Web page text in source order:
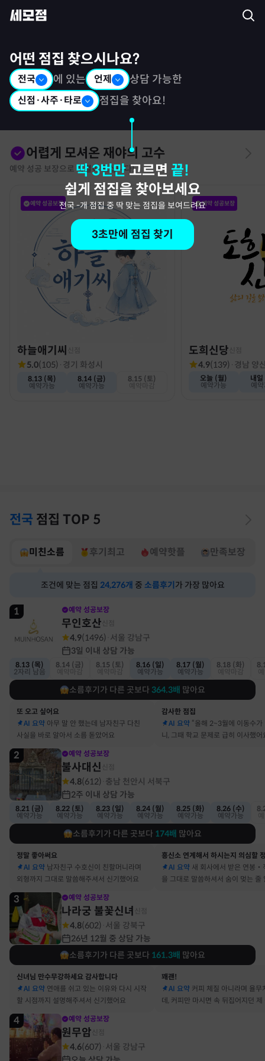
어떤 점집 찾으시나요?
전국 에 있는 언제 상담 가능한
신점·사주·타로 점집을 찾아요!
딱 3번만 고르면 끝!
쉽게 점집을 찾아보세요
전국-개 점집 중 딱 맞는 점집을 보여드려요
3초만에 점집 찾기
어렵게 모셔온 재야의 고수
예약 성공 보장으로 특별히 모십니다!
예약 성공보장
하늘애기씨
5.0(105) · 경기 화성시
8.13 (목)
예약가능
8.14 (금)
예약가능
8.15 (토)
예약 성공보장
도희신당
4.9(139) · 경남 양
오늘 (월)
예약가능
내
예
전국 점집 TOP 5
미친소름 후기최고 예약핫플 만족보장
조건에 맞는 점집 24,276개 중 소름후기 가 가장 많아요
1 예약 성공보장
무인호산
4.9(1496) 서울 강남구
3일 이내 상담 가능
8.13 (목)
2자리 남음
8.14 (금)
8.15 (토)
8.16 (일)
예약가능
8.17 (월)
예약가능
8.18 (화)
소름후기가 다른 곳보다 364.3배 많아요
또 오고 싶어요
AI 요약 아무 말 안 했는데 남자친구 다친
사실을 바로 알아서 소름 돋았어요
감사한 점집
AI 요약 “올해 2~3월에 이동수가
니, 그때 학교 문제로 급히 이사했어
2 예약 성공보장
불사대신
4.8(612) 충남 천안시 서북구
2주 이내 상담 가능
8.21 (금)
예약가능
8.22 (토)
예약가능
8.23 (일)
예약가능
8.24 (월)
예약가능
8.25 (화)
예약가능
8.26 (수)
예약가능
소름후기가 다른 곳보다 174배 많아요
정말 좋아써요
AI 요약 남자친구 수호신이 친할머니라며
외형까지 그대로 말씀해주셔서 신기했어요
AI 요약 새 회사에서 받은 연봉‧
을 그대로 말씀하셔서 숨이 멎는 줄
3 예약 성공보장
나라궁 불꽃신녀
4.8(602) 서울 강북구
26년 12월 중 상담 가능
소름후기가 다른 곳보다 161.3배 많아요
신녀님 만수무강하세요 감사합니다
AI 요약 연애를 쉬고 있는 이유와 다시 시작
할 시점까지 설명해주셔서 신기했어요
꽤괜!
AI 요약 커피 체질 아니라며 율무
데, 커피만 마시면 속 뒤집어지던 제
4 예약 성공보장
원무암
4.6(607) 서울 강남구